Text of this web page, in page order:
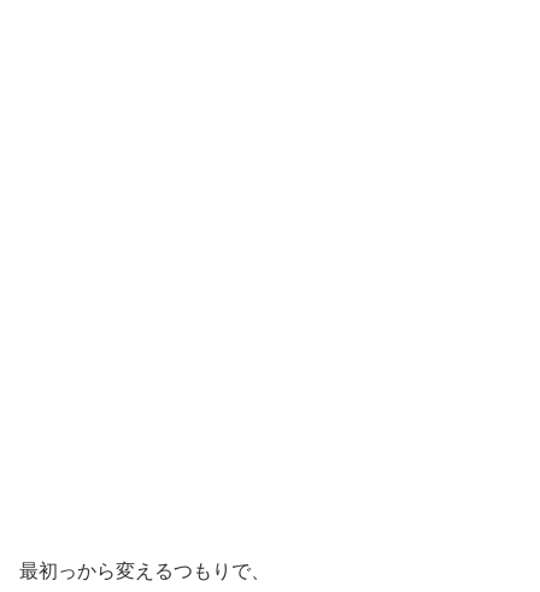
最初っから変えるつもりで、